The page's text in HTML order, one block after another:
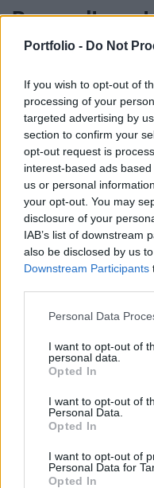
Portfolio - Do Not
If you wish to opt-out of
processing of your
targeted advertising by
section to confirm your
opt-out request is
interest-based ads
us or personal
your opt-out. You may
disclosure of your
IAB’s list of downstream
also be disclosed by us
Downstream Participants
Personal Data
I want to opt-out of
personal data.
Opted In
I want to opt-out of
Personal Data.
Opted In
I want to opt-out of
Personal Data for
Opted In
Bemondta a
Európa a
Portfolio
2026. június 15. 14:13
Az európai
több feltételnek is
a beruházások
kiszélesedésére –
vezető stratégája a
Baweja szerint az
váltott ki – inkább csak
számít, hogy a ciklikus
banki részvények
KEDVES
A keresett cikk a
tartozik, melynek